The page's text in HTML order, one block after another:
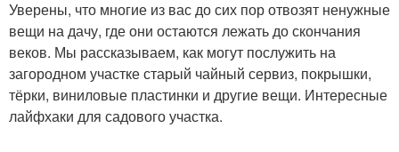
Уверены, что многие из вас до сих пор отвозят ненужные
вещи на дачу, где они остаются лежать до скончания
веков. Мы рассказываем, как могут послужить на
загородном участке старый чайный сервиз, покрышки,
тёрки, виниловые пластинки и другие вещи. Интересные
лайфхаки для садового участка.